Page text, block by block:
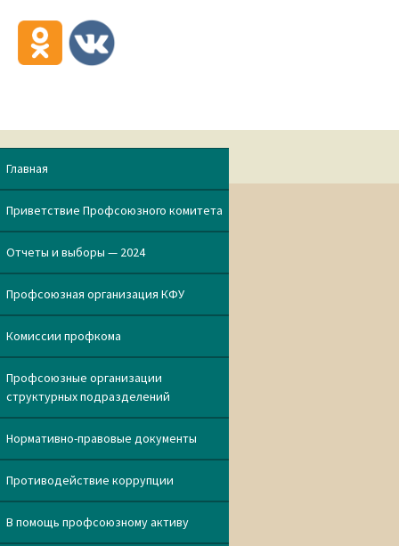
Главная
Приветствие Профсоюзного комитета
Отчеты и выборы — 2024
Профсоюзная организация КФУ
Комиссии профкома
Профсоюзные организации
структурных подразделений
Нормативно-правовые документы
Противодействие коррупции
В помощь профсоюзному активу